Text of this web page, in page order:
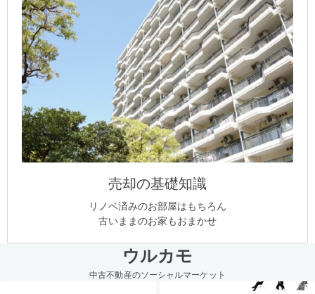
売却の基礎知識
リノベ済みのお部屋はもちろん
古いままのお家もおまかせ
ウルカモ
中古不動産のソーシャルマーケット